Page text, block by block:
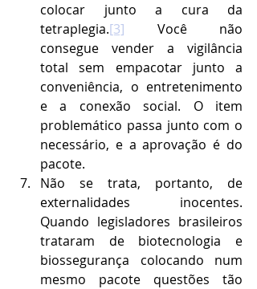
colocar junto a cura da
tetraplegia.[3] Você não
consegue vender a vigilância
total sem empacotar junto a
conveniência, o entretenimento
e a conexão social. O item
problemático passa junto com o
necessário, e a aprovação é do
pacote.
Não se trata, portanto, de
externalidades inocentes.
Quando legisladores brasileiros
trataram de biotecnologia e
biossegurança colocando num
mesmo pacote questões tão